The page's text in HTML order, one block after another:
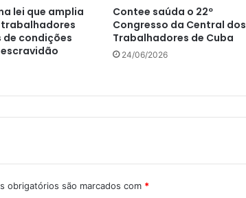
lei que amplia
condições
Contee saúda o 22º
Congresso da Central dos
Trabalhadores de Cuba
24/06/2026
obrigatórios são marcados com *